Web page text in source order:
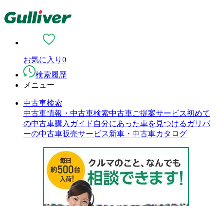
お気に入り 0
検索履歴
メニュー
中古車検索
中古車情報・中古車検索中古車ご提案サービス初めて
の中古車購入ガイド 自分にあった車を見つける ガリバ
ーの中古車販売サービス新車・中古車カタログ